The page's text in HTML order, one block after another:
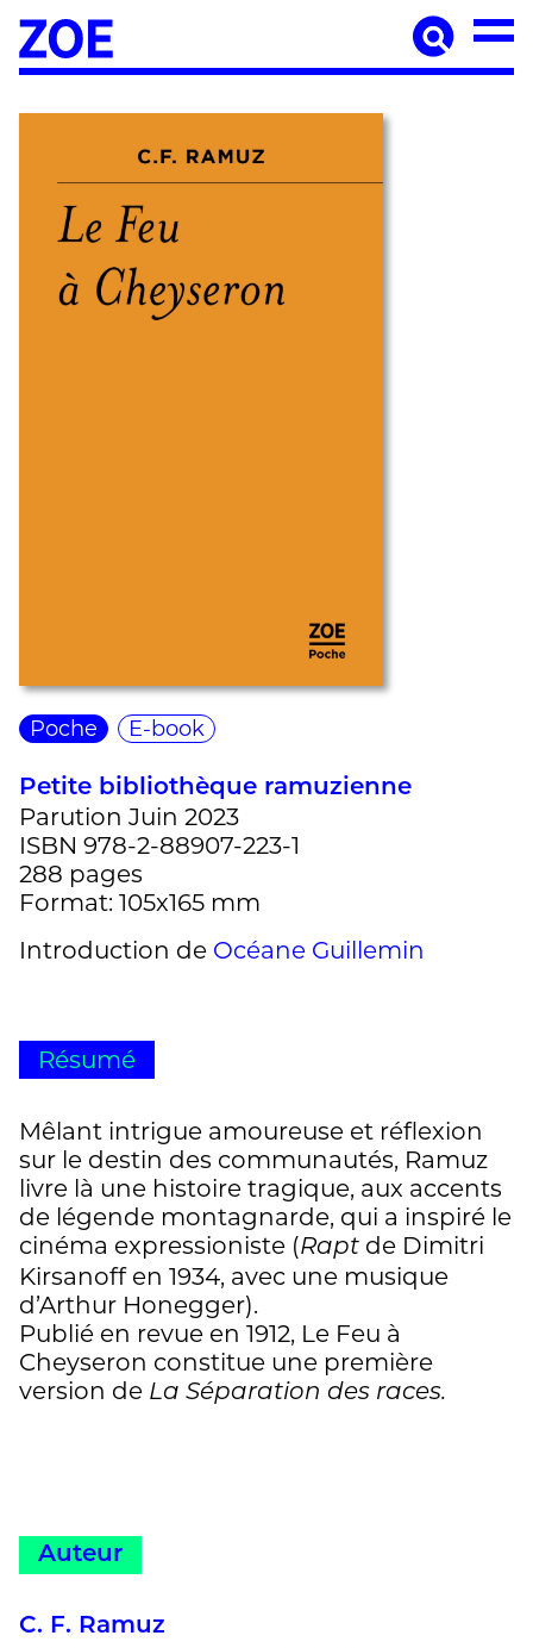
Accueil
À paraître
Catalogue
Auteur·ices
Agenda
Les éditions Zoé
Poche E-book
Petite bibliothèque ramuzienne
Parution Juin 2023
ISBN 978-2-88907-223-1
288 pages
Format: 105x165 mm
Introduction de Océane Guillemin
Résumé
Mêlant intrigue amoureuse et réflexion
sur le destin des communautés, Ramuz
livre là une histoire tragique, aux accents
de légende montagnarde, qui a inspiré le
cinéma expressioniste (Rapt de Dimitri
Kirsanoff en 1934, avec une musique
d’Arthur Honegger).
Publié en revue en 1912, Le Feu à
Cheyseron constitue une première
version de La Séparation des races.
Auteur
C. F. Ramuz